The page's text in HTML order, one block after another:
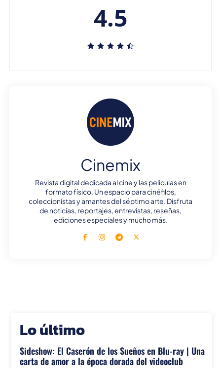
4.5
Cinemix
Revista digital dedicada al cine y las películas en
formato físico. Un espacio para cinéfilos,
coleccionistas y amantes del séptimo arte. Disfruta
de noticias, reportajes, entrevistas, reseñas,
ediciones especiales y mucho más.
Lo último
Sideshow: El Caserón de los Sueños en Blu-ray | Una
carta de amor a la época dorada del videoclub